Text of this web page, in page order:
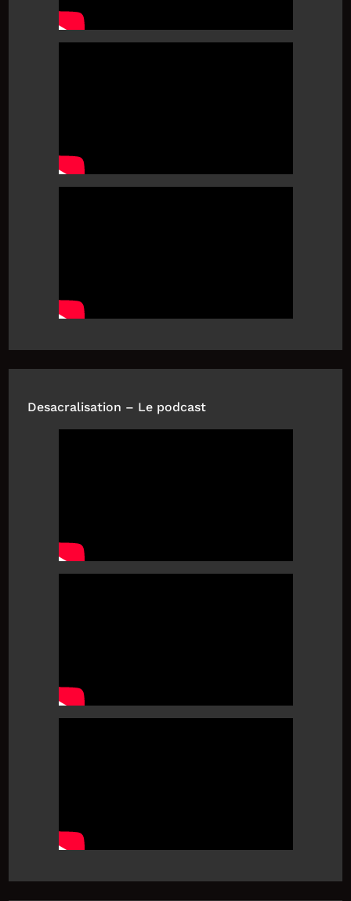
Desacralisation – Le podcast